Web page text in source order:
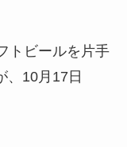
トビールを片手
、10月17日